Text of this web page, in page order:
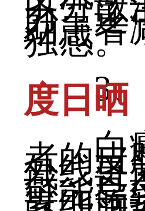
力，还
助患者
独感。
3、
度日晒
白癜
者的皮
外线更
感，过
可能导